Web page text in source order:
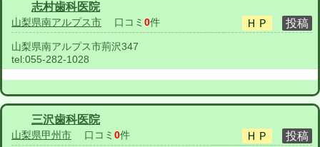
志村歯科医院
山梨県南アルプス市 口コミ 0件
山梨県南アルプス市荊沢347
tel:055-282-1028
三沢歯科医院
山梨県甲州市 口コミ 0件